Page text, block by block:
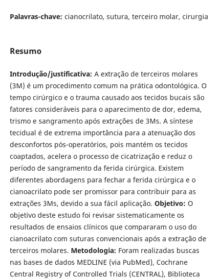
Palavras-chave: cianocrilato, sutura, terceiro molar, cirurgia
Resumo
Introdução/justificativa: A extração de terceiros molares
(3M) é um procedimento comum na prática odontológica. O
tempo cirúrgico e o trauma causado aos tecidos bucais são
fatores consideráveis para o aparecimento de dor, edema,
trismo e sangramento após extrações de 3Ms. A síntese
tecidual é de extrema importância para a atenuação dos
desconfortos pós-operatórios, pois mantém os tecidos
coaptados, acelera o processo de cicatrização e reduz o
período de sangramento da ferida cirúrgica. Existem
diferentes abordagens para fechar a ferida cirúrgica e o
cianoacrilato pode ser promissor para contribuir para as
extrações 3Ms, devido a sua fácil aplicação. Objetivo: O
objetivo deste estudo foi revisar sistematicamente os
resultados de ensaios clínicos que compararam o uso do
cianoacrilato com suturas convencionais após a extração de
terceiros molares. Metodologia: Foram realizadas buscas
nas bases de dados MEDLINE (via PubMed), Cochrane
Central Registry of Controlled Trials (CENTRAL), Biblioteca